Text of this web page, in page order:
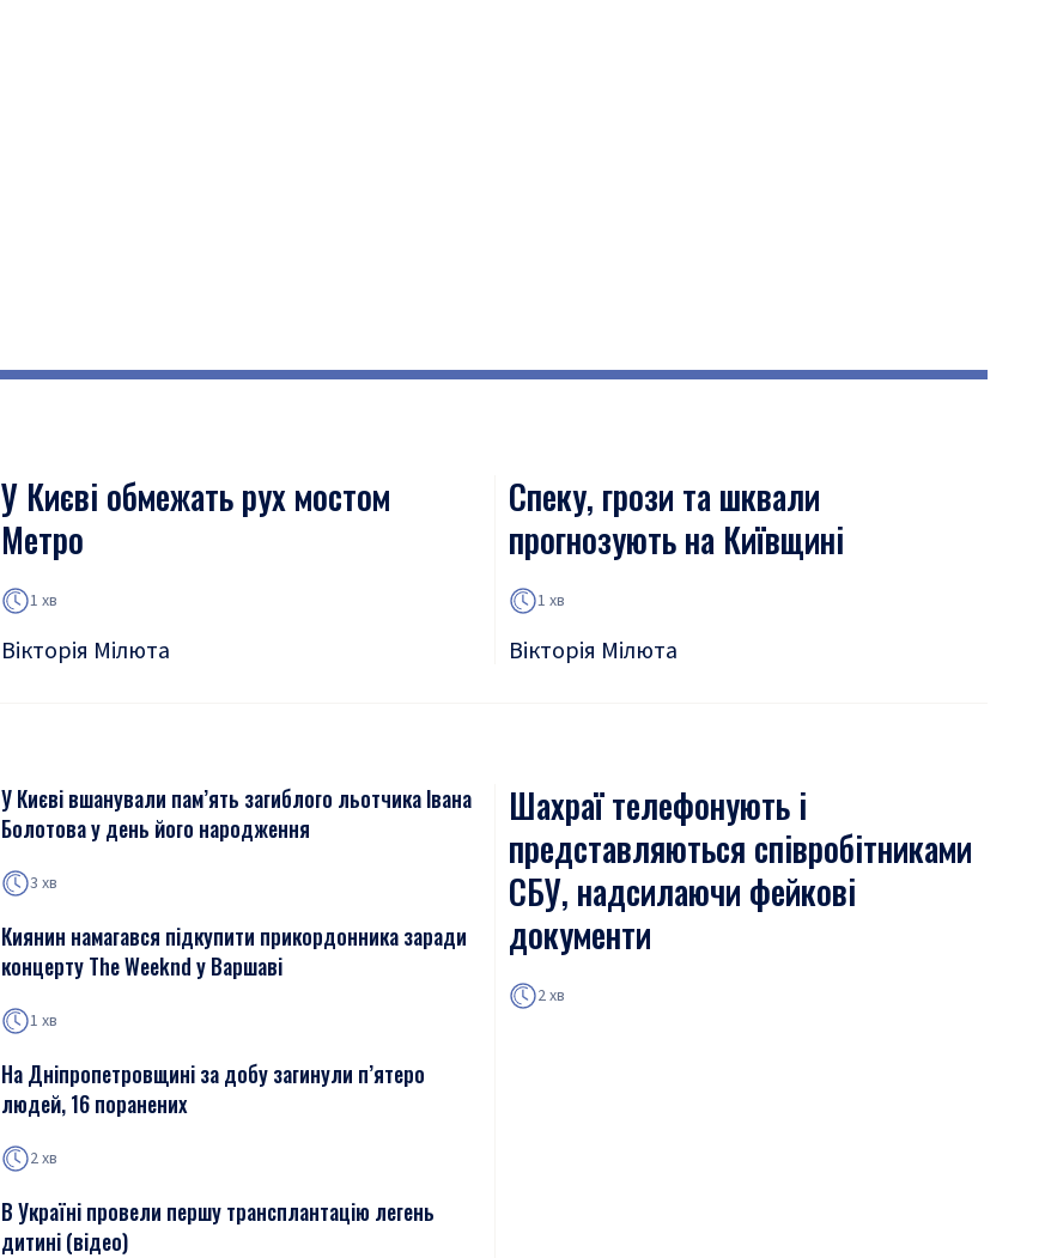
У Києві обмежать рух мостом
Метро
1 хв
Вікторія Мілюта
Спеку, грози та шквали
прогнозують на Київщині
1 хв
Вікторія Мілюта
У Києві вшанували пам’ять загиблого льотчика Івана
Болотова у день його народження
3 хв
Киянин намагався підкупити прикордонника заради
концерту The Weeknd у Варшаві
1 хв
На Дніпропетровщині за добу загинули п’ятеро
людей, 16 поранених
2 хв
В Україні провели першу трансплантацію легень
дитині (відео)
Шахраї телефонують і
представляються співробітниками
СБУ, надсилаючи фейкові
документи
2 хв